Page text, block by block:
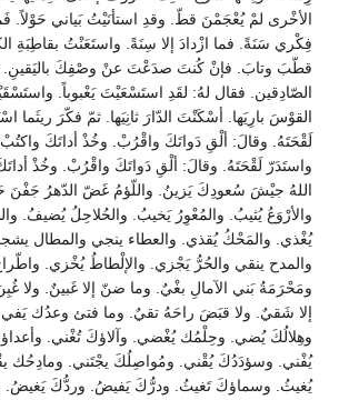
الأخْرى لمْ يُعْجَمْنَ قطّ. وقدِ استأنَيْتُ بَياني حَوْلاً.
فِكْري سَنَةً. فما ازْدادَ إلا سِنَةً. واستَعَنْتُ بقاطِبَةِ
قطّبَ وتابَ. فإنْ كُنتَ صدَعْتَ عنْ وصْفِكَ باليَقينِ.
الصّادِقين. فقال لهُ: لقَدِ استَسْعَيْتَ يَعْبوباً.
القوْسَ بارِيَها. أسْكَنْتَ الدّارَ ثانِيَها. ثمّ فكّرَ ريثَما
لَقْحَتَهُ. وقالَ: ألْقِ دَواتَكَ واقْرُبْ. وخُذْ أداتَكَ
واستَدَرّ لَقْحَتَهُ. وقالَ: ألْقِ دَواتَكَ واقْرُبْ. وخُذْ
اللهُ جيْشَ سُعودِكَ يَزينُ. واللّؤمُ غَضّ الدّهرُ جَفْنَ
والأرْوَعُ يُثيبُ. والمُعْوِرُ يَخيبُ. والحُلاحِلُ يُضيفُ.
يُغْذي. والمَحْكُ يُقذي. والعطاء ينجي والمطال
والمدح ينقي والحُرُّ يَجْزي. والإلْطاطُ يُخْزي.
ومَحْرَمَةُ بَني الآمالِ بغْيٌ. وما ضنّ إلا غَبينٌ. ولا
إلا شَقيٌ. ولا قبَضَ راحَهُ تقيٌ. وما فتئ وعدُك
وهِلالُكَ يُضي. وحِلْمُك يُغْضي. وآلاؤكَ تُغْني.
يُفْني. وسؤدَدُكَ يُقْني. ومُواصِلُكَ يجْتَني. ومادِحُك
يُغيثُ. وسماؤكَ تَغيثُ. ودرُّكَ يَفيضُ. وردُّكَ يَغيضُ.